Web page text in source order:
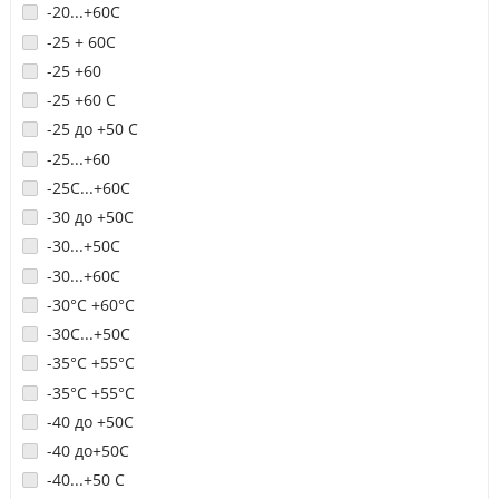
-20...+60С
-25 + 60С
-25 +60
-25 +60 С
-25 до +50 С
-25...+60
-25С...+60С
-30 до +50С
-30...+50С
-30...+60С
-30°С +60°C
-30С...+50С
-35°С +55°C
-35°С +55°С
-40 до +50С
-40 до+50С
-40...+50 С